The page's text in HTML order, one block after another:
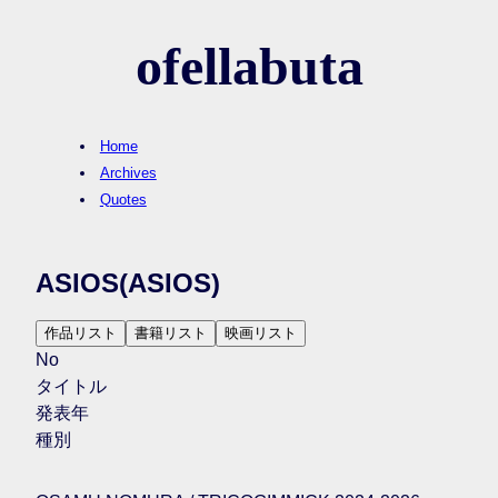
ofellabuta
Home
Archives
Quotes
ASIOS(ASIOS)
作品リスト 書籍リスト 映画リスト
No
タイトル
発表年
種別